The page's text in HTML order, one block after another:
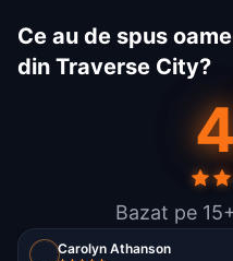
Ce au de spus
din Traverse City?
Bazat pe
Carolyn Athanson